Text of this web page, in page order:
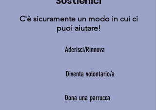
C'è sicuramente un modo in cui ci
puoi aiutare!
Aderisci/Rinnova
Diventa volontario/a
Dona una parrucca